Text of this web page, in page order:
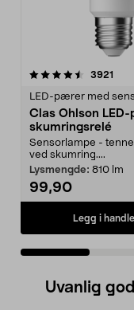
3921
LED-pærer med
Clas Ohlson
skumringsrelé
Sensorlampe -
ved skumring....
Lysmengde: 810 lm
99,90
Legg i
4.5 av 5
Uvanlig